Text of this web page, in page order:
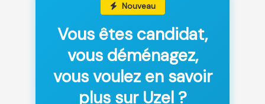
Nouveau
Vous êtes candidat,
vous déménagez,
vous voulez en savoir
plus sur Uzel ?